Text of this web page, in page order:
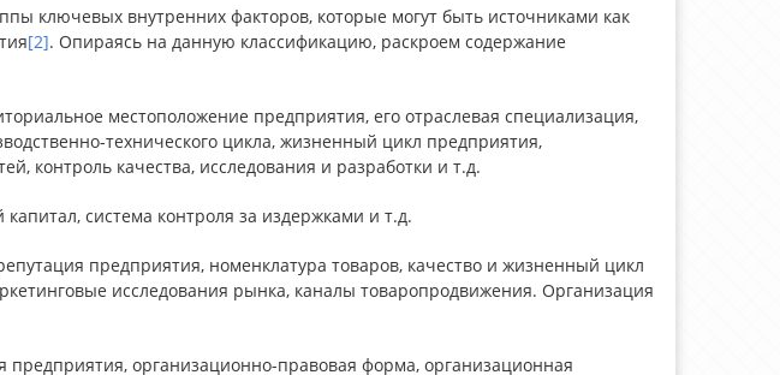
ключевых внутренних факторов, которые могут быть источниками как
[2]. Опираясь на данную классификацию, раскроем содержание
местоположение предприятия, его отраслевая специализация,
технического цикла, жизненный цикл предприятия,
контроль качества, исследования и разработки и т.д.
система контроля за издержками и т.д.
предприятия, номенклатура товаров, качество и жизненный цикл
исследования рынка, каналы товаропродвижения. Организация
предприятия, организационно-правовая форма, организационная